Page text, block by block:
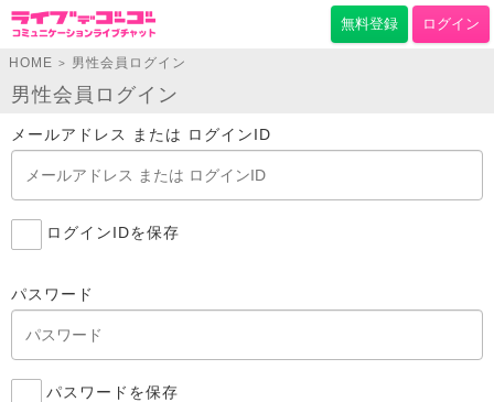
無料登録 ログイン
HOME > 男性会員ログイン
男性会員ログイン
メールアドレス または ログインID
ログインIDを保存
パスワード
パスワードを保存